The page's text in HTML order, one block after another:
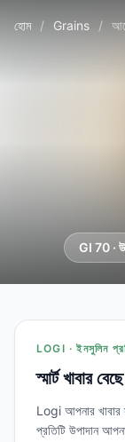
হোম / Grains /
GI 70 ·
LOGI · ইনসুলিন
স্মার্ট খাবার
Logi আপনার খাবার
প্রতিটি উপাদান